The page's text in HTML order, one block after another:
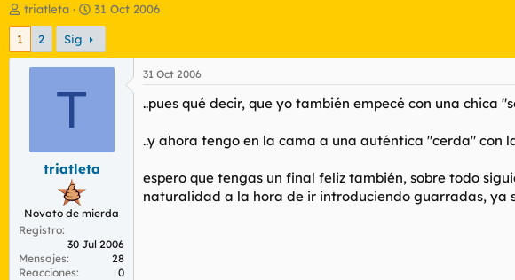
I
n
c
d
e
m
triatleta
F
e
h
a
i
c
31 Oct 2006
1 2 Sig.
T
triatleta
Novato de mierda
Registro
30 Jul 2006
Mensajes
28
Reacciones
0
31 Oct 2006
..pues qué decir, que yo también empecé con una chica
..y ahora tengo en la cama a una auténtica "cerda" con
espero que tengas un final feliz también, sobre todo
naturalidad a la hora de ir introduciendo guarradas, ya